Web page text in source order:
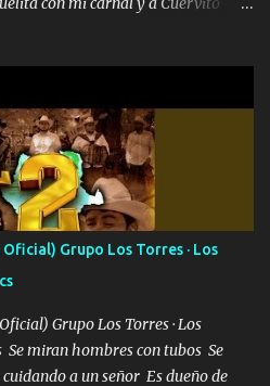
la Bandera por todita a la ciudad
De Tijuana Bulevares
ya hace falta mi APA FLACO
Aquí Pura GENTE DE LA RANA 🐸
LA CIUDAD TIJUANA Música Al
a cualquier necesidad no porque
al andar y nunca con la
Cuando ando de enamorado
Grupo Los Torres · Los
Grupo Los Torres · Los
miran hombres con tubos Se
a un señor Es dueño de